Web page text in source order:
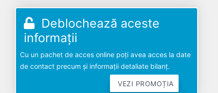
Deblochează aceste
informații
Cu un pachet de acces online poți avea acces la date
de contact precum și informații detaliate bilanț.
VEZI PROMOȚIA